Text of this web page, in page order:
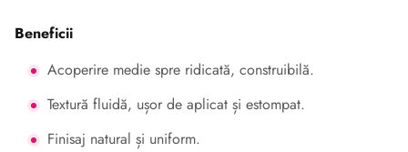
Beneficii
Acoperire medie spre ridicată, construibilă.
Textură fluidă, ușor de aplicat și estompat.
Finisaj natural și uniform.